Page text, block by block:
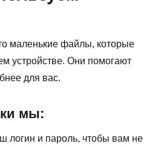
маленькие файлы, которые
устройстве. Они помогают
для вас.
мы:
логин и пароль, чтобы вам не